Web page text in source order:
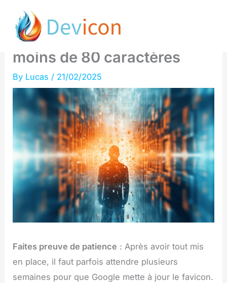
content
Solutions rapides pour les
problèmes de favicon en
moins de 80 caractères
By Lucas / 21/02/2025
Faites preuve de patience : Après avoir tout mis
en place, il faut parfois attendre plusieurs
semaines pour que Google mette à jour le favicon.